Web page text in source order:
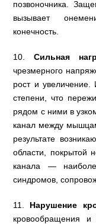
позвоночника.
вызывает
конечность.
10.Сильная
чрезмерного
рост и увеличение.
степени, что
рядом с ними в
канал между
результате
области, покрытой
канала —
синдромов,
11. Нарушение
кровообращения и